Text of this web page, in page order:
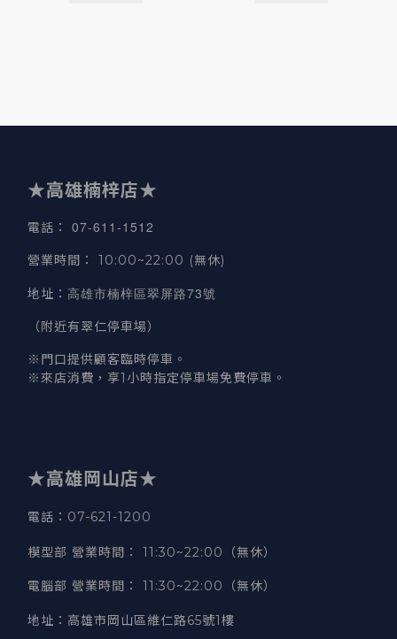
★高雄楠梓店★
電話 ： 07-611-1512
營業時間 ： 10:00~22:00 (無休)
地址 ： 高雄市楠梓區翠屏路73號
（附近有翠仁停車場）
※門口提供顧客臨時停車。
※來店消費，享1小時指定停車場免費停車。
★高雄岡山店★
電話：07-621-1200
模型部 營業時間 ： 11:30~22:00（無休）
電腦部 營業時間 ： 11:30~22:00（無休）
地址 ： 高雄市岡山區維仁路65號1樓